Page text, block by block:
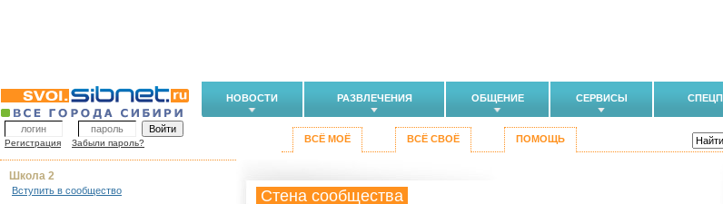
НОВОСТИ РАЗВЛЕЧЕНИЯ ОБЩЕНИЕ СЕРВИСЫ
Регистрация Забыли пароль? ВСЁ МОЁ ВСЁ СВОЁ ПОМОЩЬ
Стена сообщества
Школа 2
Вступить в сообщество